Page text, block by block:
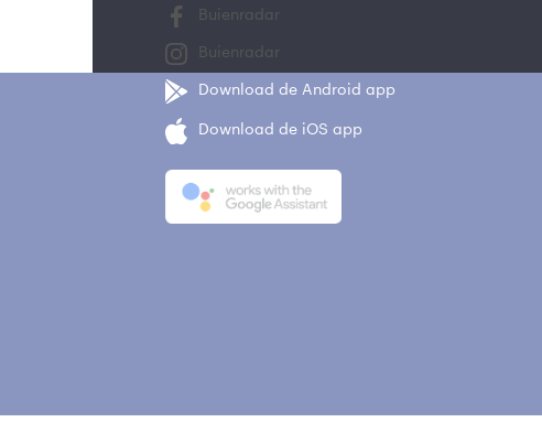
Buienradar
Buienradar
Download de Android app
Download de iOS app